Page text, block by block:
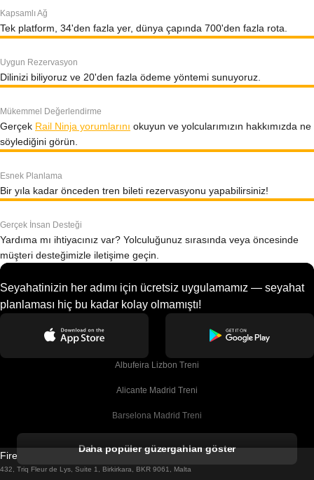
Kapsamlı Ağ
Tek platform, 34'den fazla yer, dünya çapında 700'den fazla rota.
Uygun Rezervasyon
Dilinizi biliyoruz ve 20'den fazla ödeme yöntemi sunuyoruz.
Mükemmel Değerlendirme
Gerçek Rail Ninja yorumlarını okuyun ve yolcularımızın hakkımızda ne
söylediğini görün.
Esnek Planlama
Bir yıla kadar önceden tren bileti rezervasyonu yapabilirsiniz!
Gerçek İnsan Desteği
Yardıma mı ihtiyacınız var? Yolculuğunuz sırasında veya öncesinde
müşteri desteğimizle iletişime geçin.
Seyahatinizin her adımı için ücretsiz uygulamamız — seyahat
planlaması hiç bu kadar kolay olmamıştı!
Albufeira Lizbon Treni
Alicante Madrid Treni
Barselona Madrid Treni
Barselona Sevilla Treni
Daha popüler güzergahları göster
Firebird GT Limited (OC 1451)
432, Triq Fleur de Lys, Suite 1, Birkirkara, BKR 9061, Malta